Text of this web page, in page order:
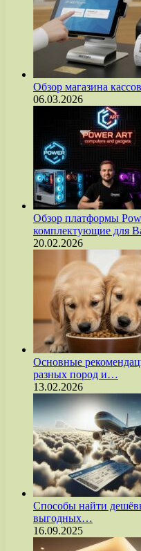
Обзор магазина
06.03.2026
Обзор платформы
комплектующие для
20.02.2026
Основные
разных пород и…
13.02.2026
Способы найти
выгодных…
16.09.2025